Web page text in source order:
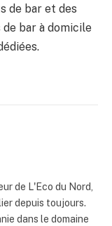
de bar et des
bar à domicile
de L'Eco du Nord,
depuis toujours.
dans le domaine